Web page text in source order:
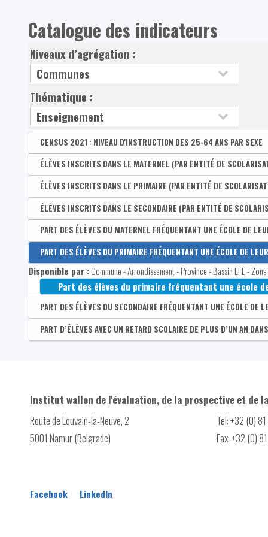
Catalogue des indicateurs
Niveaux d’agrégation :
Thématique :
CENSUS 2021 : NIVEAU D'INSTRUCTION DES 25-64 ANS PAR SEXE
Disponible par :Commune - Arrondissement - Province - Bassin EFE -
Part des 25-64 ans ayant au plus un diplôme du
Part des hommes de 25-64 ans ayant au plus un
Part des femmes de 25-64 ans ayant au plus un
Part des 25-64 ans diplômés du secondaire inférieur
Part des hommes de 25-64 ans diplômés du
Part des femmes de 25-64 ans diplômées du
Part des 25-64 ans diplômés du secondaire supérieur
Part des hommes de 25-64 ans diplômés du
Part des hommes de 25-64 ans diplômés de
Part des femmes de 25-64 ans diplômées de
ÉLÈVES INSCRITS DANS LE MATERNEL (PAR ENTITÉ DE
Disponible par :Commune - Arrondissement - Province - Bassin EFE -
Nombre d'élèves inscrits dans le maternel (par entité
ÉLÈVES INSCRITS DANS LE PRIMAIRE (PAR ENTITÉ DE
Disponible par :Commune - Arrondissement - Province - Bassin EFE -
Nombre d'élèves inscrits dans le primaire (par entité
ÉLÈVES INSCRITS DANS LE SECONDAIRE (PAR ENTITÉ DE
Disponible par :Commune - Arrondissement - Province - Bassin EFE - Zone
Nombre d'élèves inscrits dans le secondaire (par
PART DES ÉLÈVES DU MATERNEL FRÉQUENTANT UNE ÉCOLE DE
Disponible par :Commune - Arrondissement - Province - Bassin EFE - Zone
Part des élèves du maternel fréquentant une école
PART DES ÉLÈVES DU PRIMAIRE FRÉQUENTANT UNE ÉCOLE DE
Disponible par :Commune - Arrondissement - Province - Bassin EFE -
Part des élèves du primaire fréquentant une école
PART DES ÉLÈVES DU SECONDAIRE FRÉQUENTANT UNE ÉCOLE DE
Disponible par :Commune - Arrondissement - Province - Bassin EFE - Zone
PART D’ÉLÈVES AVEC UN RETARD SCOLAIRE DE PLUS D’UN AN
Institut wallon de l'évaluation, de la prospective et de
Route de Louvain-la-Neuve, 2
5001 Namur (Belgrade)
Tel: +32 (0)
Fax: +32 (0)
Facebook LinkedIn